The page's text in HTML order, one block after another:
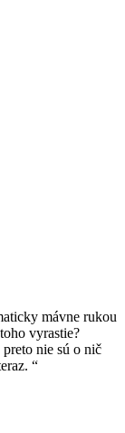
mávne rukou
vyrastie?
nie sú o nič